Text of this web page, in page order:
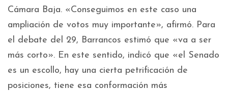
Cámara Baja. «Conseguimos en este caso una
ampliación de votos muy importante», afirmó. Para
el debate del 29, Barrancos estimó que «va a ser
más corto». En este sentido, indicó que «el Senado
es un escollo, hay una cierta petrificación de
posiciones, tiene esa conformación más